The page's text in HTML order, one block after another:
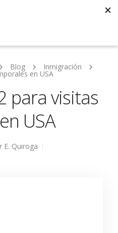
Blog Inmigración
en USA
para visitas
USA
E. Quiroga